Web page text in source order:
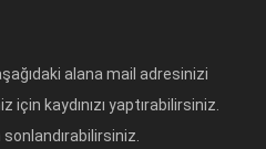
alana mail adresinizi
kaydınızı yaptırabilirsiniz.